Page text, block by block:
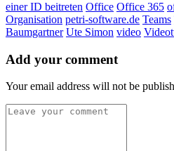
einer ID beitreten Office Office 365
Organisation petri-software.de Teams
Baumgartner Ute Simon video
Add your comment
Your email address will not be